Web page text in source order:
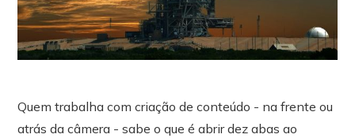
Quem trabalha com criação de conteúdo - na frente ou
atrás da câmera - sabe o que é abrir dez abas ao